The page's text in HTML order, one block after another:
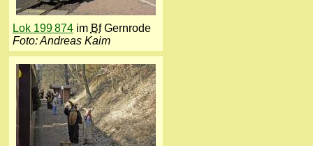
Lok 199 874im BfGernrode
Foto: Andreas Kaim